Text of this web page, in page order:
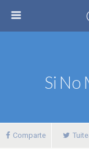
Si No
Comparte